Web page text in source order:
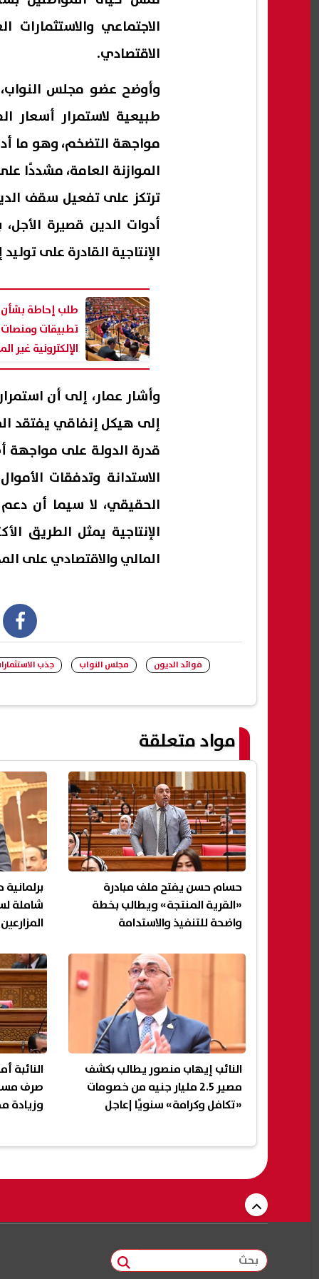
الاجتماعي
الاقتصادي.
وأوضح عضو مجلس النواب،
طبيعية لاستمرار أسعار
مواجهة التضخم، وهو ما
الموازنة العامة، مشددًا
ترتكز على تفعيل سقف
أدوات الدين قصيرة
الإنتاجية القادرة على
طلب إحاطة بشأن
تطبيقات
الإلكترونية غير
وأشار عمار، إلى أن
إلى هيكل إنفاقي يفتقد
قدرة الدولة على مواجهة
الاستدانة وتدفقات
الحقيقي، لا سيما أن دعم
الإنتاجية يمثل الطريق
المالي والاقتصادي على
فوائد الديون مجلس النواب جذب
مواد متعلقة
حسام حسن يفتح ملف مبادرة
«القرية المنتجة» ويطالب بخطة
واضحة للتنفيذ والاستدامة
شاملة
النائب إيهاب منصور يطالب بكشف
مصير 2.5 مليار جنيه من خصومات
«تكافل وكرامة» سنويًا |عاجل
صرف
وزيادة
بحث